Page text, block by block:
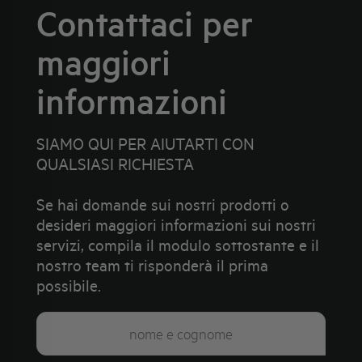
Contattaci per
maggiori
informazioni
SIAMO QUI PER AIUTARTI CON
QUALSIASI RICHIESTA
Se hai domande sui nostri prodotti o
desideri maggiori informazioni sui nostri
servizi, compila il modulo sottostante e il
nostro team ti risponderà il prima
possibile.